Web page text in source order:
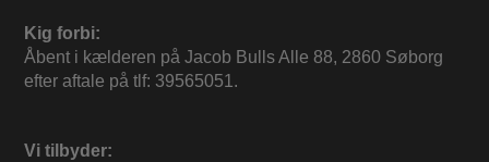
Kig forbi:
Åbent i kælderen på Jacob Bulls Alle 88, 2860 Søborg
efter aftale på tlf: 39565051.
Vi tilbyder: